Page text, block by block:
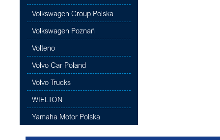
Volkswagen Group Polska
Volkswagen Poznań
Volteno
Volvo Car Poland
Volvo Trucks
WIELTON
Yamaha Motor Polska